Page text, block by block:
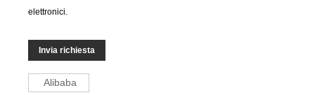
elettronici.
Invia richiesta
Alibaba